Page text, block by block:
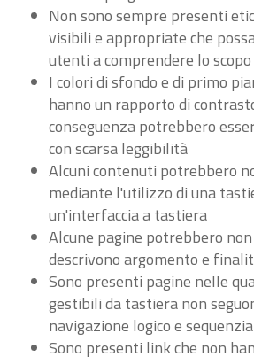
Non sono sempre presenti
visibili e appropriate che
utenti a comprendere lo
I colori di sfondo e di primo
hanno un rapporto di
conseguenza potrebbero
con scarsa leggibilità
Alcuni contenuti potrebbero
mediante l'utilizzo di una
un'interfaccia a tastiera
Alcune pagine potrebbero
descrivono argomento e
Sono presenti pagine nelle
gestibili da tastiera non
navigazione logico e
Sono presenti link che non